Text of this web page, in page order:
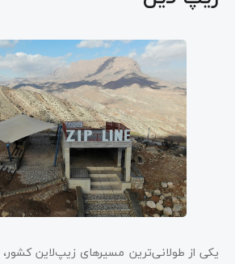
یکی از طولانی‌ترین مسیرهای زیپ‌لاین کشور،